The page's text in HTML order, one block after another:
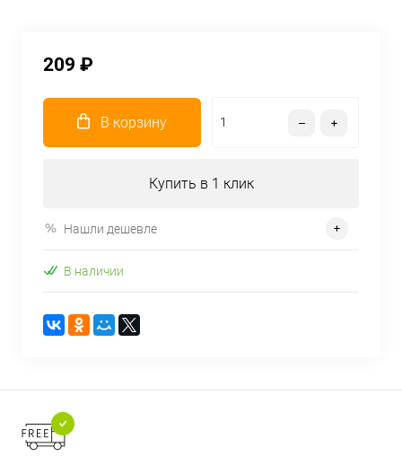
209 ₽
В корзину
Купить в 1 клик
Нашли дешевле
В наличии